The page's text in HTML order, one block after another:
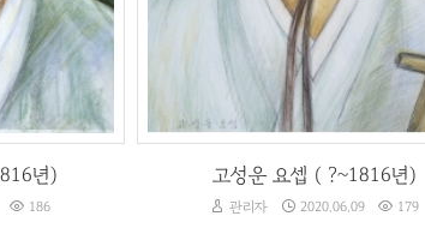
년)
186
고성운 요셉 ( ?~1816년)
관리자 2020.06.09 179